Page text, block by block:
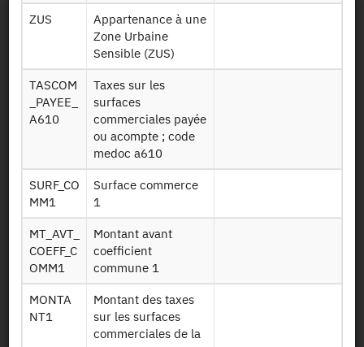
ZUS
Appartenance à une
Zone Urbaine
Sensible (ZUS)
TASCOM
_PAYEE_
A610
Taxes sur les
surfaces
commerciales payée
ou acompte ; code
medoc a610
SURF_CO
MM1
Surface commerce
1
MT_AVT_
COEFF_C
OMM1
Montant avant
coefficient
commune 1
MONTA
NT1
Montant des taxes
sur les surfaces
commerciales de la
Contact
Useful documents
Newsletter
Press and reports